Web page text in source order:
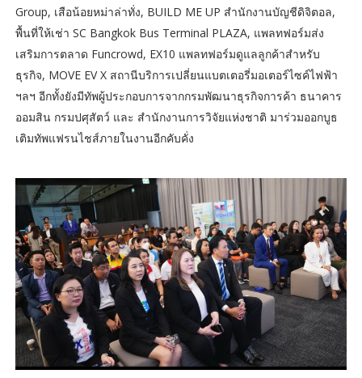
Group, เสือน้อยหม่าล่าทั่ง, BUILD ME UP สำนักงานบัญชีดิจิตอล,
พื้นที่ให้เช่า SC Bangkok Bus Terminal PLAZA, แพลทฟอร์มส่ง
เสริมการตลาด Funcrowd, EX10 แพลทฟอร์มดูแลลูกค้าสำหรับ
ธุรกิจ, MOVE EV X สถานีบริการเปลี่ยนแบตเตอรี่มอเตอร์ไซค์ไฟฟ้า
ฯลฯ อีกทั้งยังมีทัพผู้ประกอบการจากกรมพัฒนาธุรกิจการค้า ธนาคาร
ออมสิน กรมปศุสัตว์ และ สำนักงานการวิจัยแห่งชาติ มาร่วมออกบูธ
เติมทัพแฟรนไชส์ภายในงานอีกคับคั่ง